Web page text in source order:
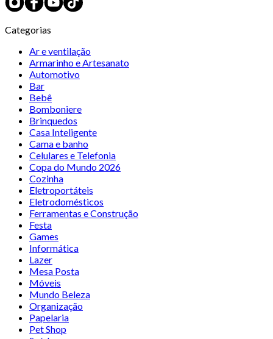
Categorias
Ar e ventilação
Armarinho e Artesanato
Automotivo
Bar
Bebê
Bomboniere
Brinquedos
Casa Inteligente
Cama e banho
Celulares e Telefonia
Copa do Mundo 2026
Cozinha
Eletroportáteis
Eletrodomésticos
Ferramentas e Construção
Festa
Games
Informática
Lazer
Mesa Posta
Móveis
Mundo Beleza
Organização
Papelaria
Pet Shop